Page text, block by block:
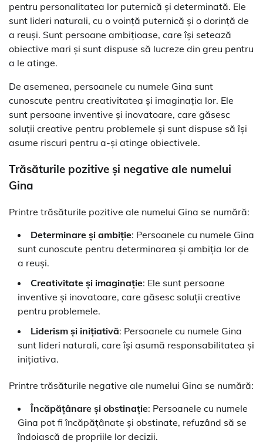
pentru personalitatea lor puternică și determinată. Ele
sunt lideri naturali, cu o voință puternică și o dorință de
a reuși. Sunt persoane ambițioase, care își setează
obiective mari și sunt dispuse să lucreze din greu pentru
a le atinge.
De asemenea, persoanele cu numele Gina sunt
cunoscute pentru creativitatea și imaginația lor. Ele
sunt persoane inventive și inovatoare, care găsesc
soluții creative pentru problemele și sunt dispuse să își
asume riscuri pentru a-și atinge obiectivele.
Trăsăturile pozitive și negative ale numelui
Gina
Printre trăsăturile pozitive ale numelui Gina se numără:
Determinare și ambiție: Persoanele cu numele Gina
sunt cunoscute pentru determinarea și ambiția lor de
a reuși.
Creativitate și imaginație: Ele sunt persoane
inventive și inovatoare, care găsesc soluții creative
pentru problemele.
Liderism și inițiativă: Persoanele cu numele Gina
sunt lideri naturali, care își asumă responsabilitatea și
inițiativa.
Printre trăsăturile negative ale numelui Gina se numără:
Încăpățânare și obstinație: Persoanele cu numele
Gina pot fi încăpățânate și obstinate, refuzând să se
îndoiască de propriile lor decizii.